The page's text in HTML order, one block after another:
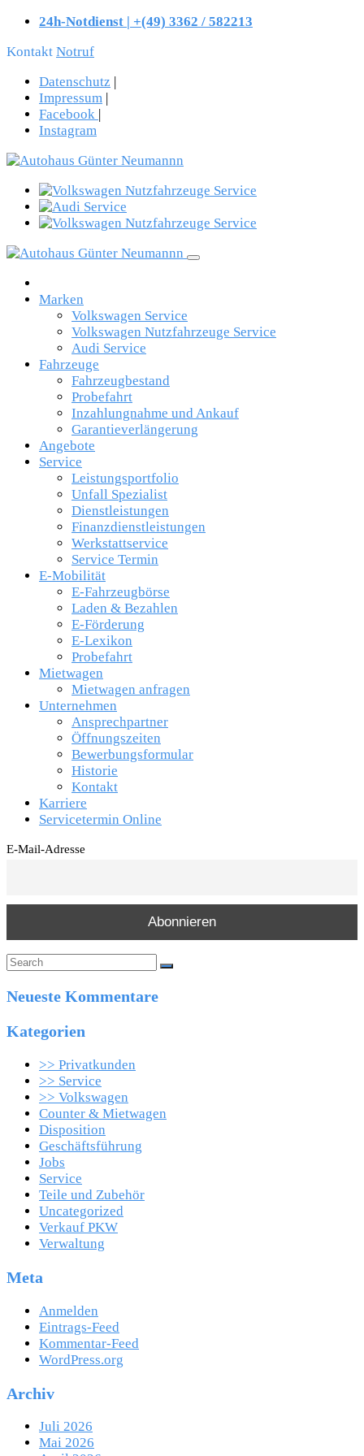
24h-Notdienst | +(49) 3362 / 582213
Kontakt Notruf
Datenschutz |
Impressum |
Facebook |
Instagram
Marken
Volkswagen Service
Volkswagen Nutzfahrzeuge Service
Audi Service
Fahrzeuge
Fahrzeugbestand
Probefahrt
Inzahlungnahme und Ankauf
Garantieverlängerung
Angebote
Service
Leistungsportfolio
Unfall Spezialist
Dienstleistungen
Finanzdienstleistungen
Werkstattservice
Service Termin
E-Mobilität
E-Fahrzeugbörse
Laden & Bezahlen
E-Förderung
E-Lexikon
Probefahrt
Mietwagen
Mietwagen anfragen
Unternehmen
Ansprechpartner
Öffnungszeiten
Bewerbungsformular
Historie
Kontakt
Karriere
Servicetermin Online
E-Mail-Adresse
Neueste Kommentare
Kategorien
>> Privatkunden
>> Service
>> Volkswagen
Counter & Mietwagen
Disposition
Geschäftsführung
Jobs
Service
Teile und Zubehör
Uncategorized
Verkauf PKW
Verwaltung
Meta
Anmelden
Eintrags-Feed
Kommentar-Feed
WordPress.org
Archiv
Juli 2026
Mai 2026